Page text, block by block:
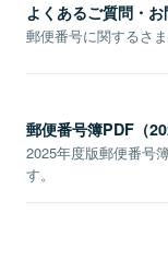
よくあるご質問・
郵便番号に関するさ
郵便番号簿PDF（
2025年度版郵便番号
す。